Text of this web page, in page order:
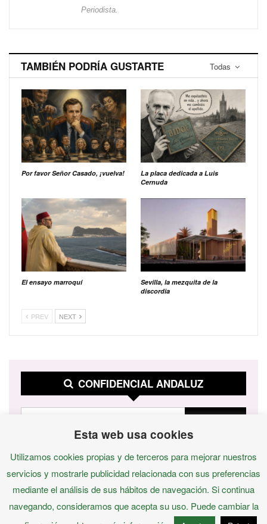
Periodista.
Todas
TAMBIÉN PODRÍA GUSTARTE
Por favor Señor Casado, ¡vuelva!
La placa dedicada a Luis
Cernuda
El ensayo marroquí
Sevilla, la mezquita de la
discordia
PREV NEXT
CONFIDENCIAL ANDALUZ
Esta web usa cookies
Utilizamos cookies propias y de terceros para mejorar nuestros
servicios y mostrarle publicidad relacionada con sus preferencias
mediante el análisis de sus hábitos de navegación. Si continua
navegando, consideramos que acepta su uso. Puede cambiar la